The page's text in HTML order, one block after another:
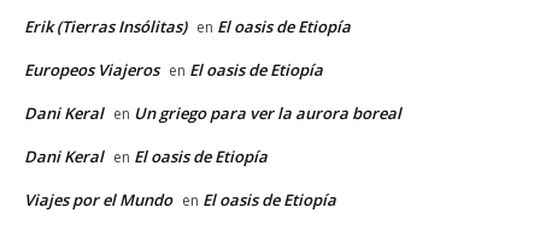
Erik (Tierras Insólitas) en El oasis de Etiopía
Europeos Viajeros en El oasis de Etiopía
Dani Keral en Un griego para ver la aurora boreal
Dani Keral en El oasis de Etiopía
Viajes por el Mundo en El oasis de Etiopía